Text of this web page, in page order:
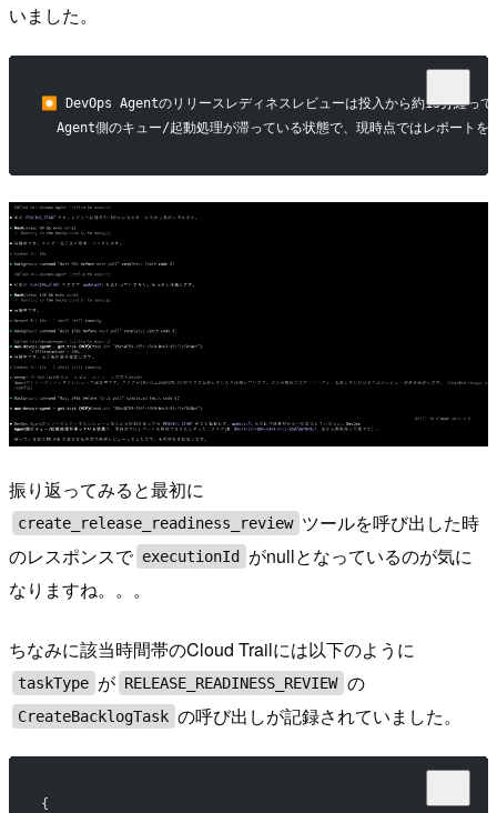
いました。
⏺ DevOps Agentのリリースレディネスレビューは投入から約15分経っ
Agent側のキュー/起動処理が滞っている状態で、現時点ではレポー
振り返ってみると最初に
create_release_readiness_review ツールを呼び出した時
のレスポンスで executionId
がnullとなっているのが気に
なりますね。。。
ちなみに該当時間帯のCloud Trailには以下のように
taskType が RELEASE_READINESS_REVIEW の
CreateBacklogTask の呼び出しが記録されていました。
{